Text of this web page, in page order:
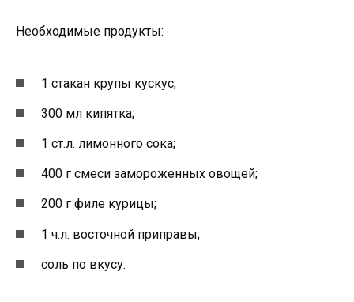
Необходимые продукты:
1 стакан крупы кускус;
300 мл кипятка;
1 ст.л. лимонного сока;
400 г смеси замороженных овощей;
200 г филе курицы;
1 ч.л. восточной приправы;
соль по вкусу.